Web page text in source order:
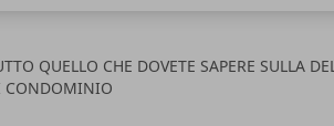
QUELLO CHE DOVETE SAPERE SULLA
CONDOMINIO